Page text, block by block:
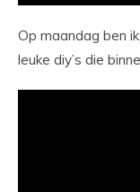
Op maandag ben
leuke diy’s die